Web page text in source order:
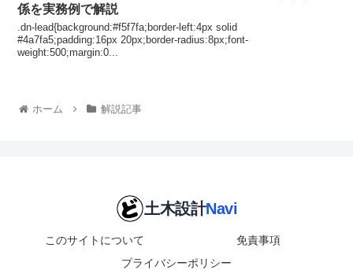
係を実務例で解説
.dn-lead{background:#f5f7fa;border-left:4px solid
#4a7fa5;padding:16px 20px;border-radius:8px;font-
weight:500;margin:0...
ホーム 解説記事
このサイトについて
免責事項
プライバシーポリシー